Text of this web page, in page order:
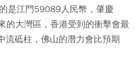
是江門59089人民幣，肇慶
的大灣區，香港受到的衝擊會最
流砥柱，佛山的潛力會比預期